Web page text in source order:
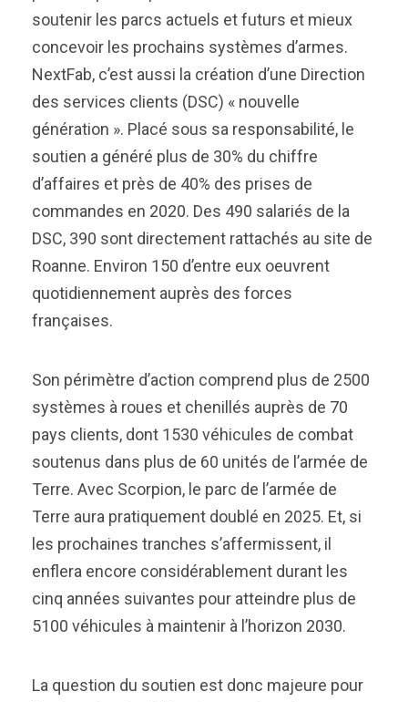
soutenir les parcs actuels et futurs et mieux
concevoir les prochains systèmes d’armes.
NextFab, c’est aussi la création d’une Direction
des services clients (DSC) « nouvelle
génération ». Placé sous sa responsabilité, le
soutien a généré plus de 30% du chiffre
d’affaires et près de 40% des prises de
commandes en 2020. Des 490 salariés de la
DSC, 390 sont directement rattachés au site de
Roanne. Environ 150 d’entre eux oeuvrent
quotidiennement auprès des forces
françaises.
Son périmètre d’action comprend plus de 2500
systèmes à roues et chenillés auprès de 70
pays clients, dont 1530 véhicules de combat
soutenus dans plus de 60 unités de l’armée de
Terre. Avec Scorpion, le parc de l’armée de
Terre aura pratiquement doublé en 2025. Et, si
les prochaines tranches s’affermissent, il
enflera encore considérablement durant les
cinq années suivantes pour atteindre plus de
5100 véhicules à maintenir à l’horizon 2030.
La question du soutien est donc majeure pour